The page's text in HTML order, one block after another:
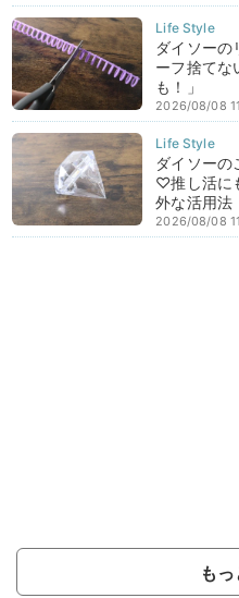
ダイソーの
ーフ捨てな
も！」
2026/08/08
ダイソー
♡推し活に
外な活用法
2026/08/08
も